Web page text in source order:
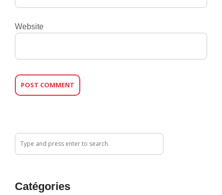
Website
Catégories